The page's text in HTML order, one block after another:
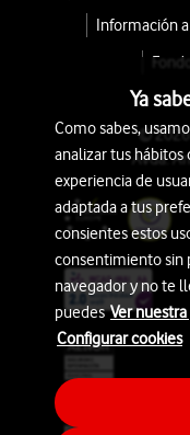
Información
© 2026
Avda.
Ya
Como sabes,
analizar tus hábitos
experiencia de
adaptada a tus
consientes estos
consentimiento sin
navegador y no te
puedesVer
Configurar cookies